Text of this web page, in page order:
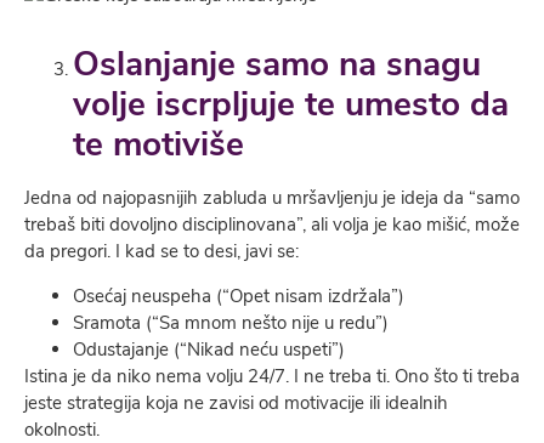
Oslanjanje samo na snagu
volje iscrpljuje te umesto da
te motiviše
Jedna od najopasnijih zabluda u mršavljenju je ideja da “samo
trebaš biti dovoljno disciplinovana”, ali volja je kao mišić, može
da pregori. I kad se to desi, javi se:
Osećaj neuspeha (“Opet nisam izdržala”)
Sramota (“Sa mnom nešto nije u redu”)
Odustajanje (“Nikad neću uspeti”)
Istina je da niko nema volju 24/7. I ne treba ti. Ono što ti treba
jeste strategija koja ne zavisi od motivacije ili idealnih
okolnosti.